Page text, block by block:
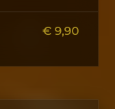
€ 9,90